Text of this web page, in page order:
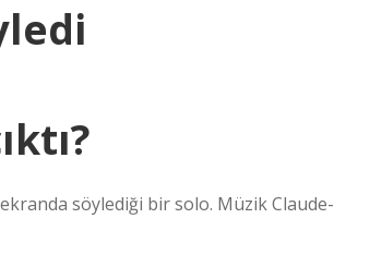
ekranda söylediği bir solo. Müzik Claude-